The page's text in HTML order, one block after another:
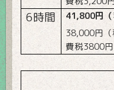
6時間 41,800円（
38,000円
費税3800円